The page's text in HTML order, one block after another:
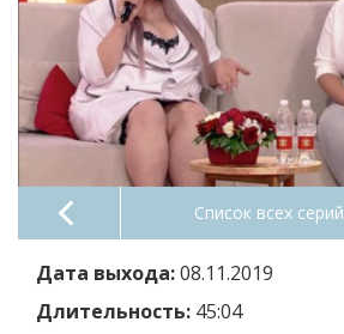
Список всех серий
Дата выхода:08.11.2019
Длительность: 45:04